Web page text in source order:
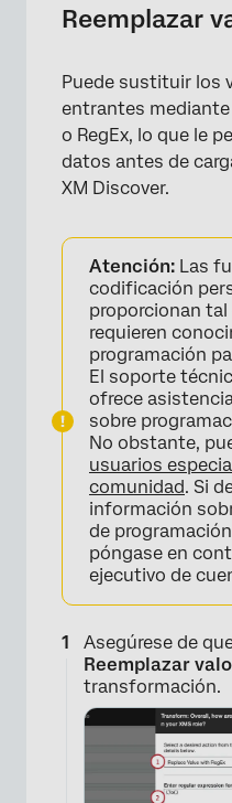
Reemplazar
Puede sustituir los
entrantes mediante
o RegEx, lo que le
datos antes de
XM Discover.
Atención: Las
codificación
proporcionan
requieren
programación
El soporte
ofrece
sobre
No obstante,
usuarios
comunidad. Si
información
de
póngase en
ejecutivo de
Asegúrese de
Reemplazar
transformación.